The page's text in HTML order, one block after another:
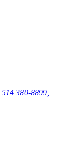
514 380-8899,